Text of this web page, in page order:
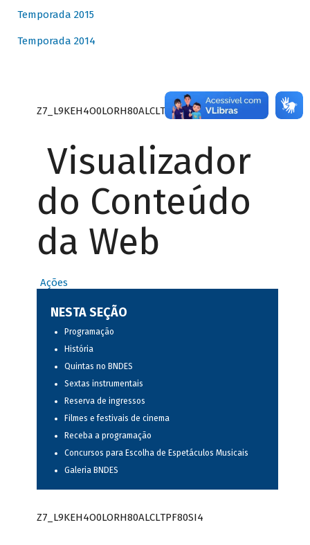
Temporada 2015
Temporada 2014
Z7_L9KEH4O0LORH80ALCLTPF80S27
Visualizador
do Conteúdo
da Web
Ações
NESTA SEÇÃO
Programação
História
Quintas no BNDES
Sextas instrumentais
Reserva de ingressos
Filmes e festivais de cinema
Receba a programação
Concursos para Escolha de Espetáculos Musicais
Galeria BNDES
Z7_L9KEH4O0LORH80ALCLTPF80SI4